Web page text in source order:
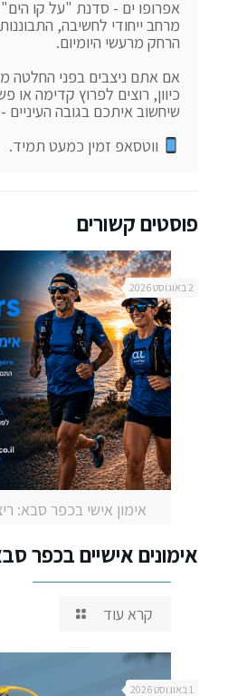
ווטסאפ זמין כמעט תמיד.
פוסטים קשורים
אימון אישי בכפר סבא:
2 באוגוסט 2026
אימונים אישיים בכפר
קרא עוד
1 באוגוסט 2026